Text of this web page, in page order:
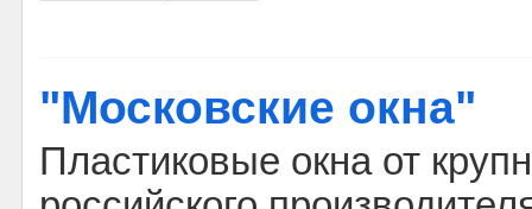
"Московские окна"
Пластиковые окна от